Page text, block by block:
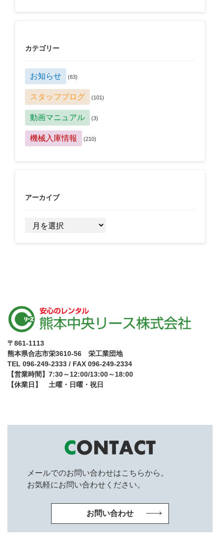
カテゴリー
お知らせ (63)
スタッフブログ (101)
動画マニュアル (3)
機械入庫情報 (210)
アーカイブ
〒861-1113
熊本県合志市栄3610-56 栄工業団地
TEL 096-249-2333 / FAX 096-249-2334
【営業時間】7:30～12:00/13:00～18:00
【休業日】 土曜・日曜・祝日
メールでのお問い合わせはこちらから。
お気軽にお問い合わせください。
お問い合わせ